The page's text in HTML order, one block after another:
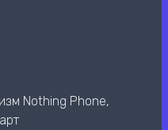
Nothing Phone,